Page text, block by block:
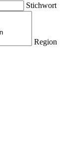
Stichwort
Region